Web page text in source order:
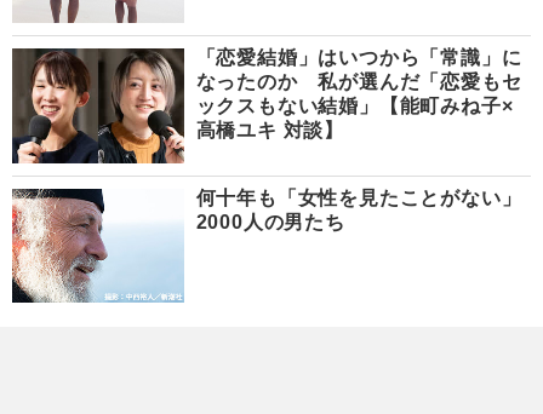
「恋愛結婚」はいつから「常識」に
なったのか 私が選んだ「恋愛もセ
ックスもない結婚」【能町みね子×
高橋ユキ 対談】
何十年も「女性を見たことがない」
2000人の男たち